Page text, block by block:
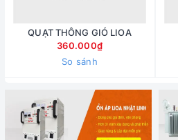
QUẠT THÔNG GIÓ LIOA
360.000₫
So sánh